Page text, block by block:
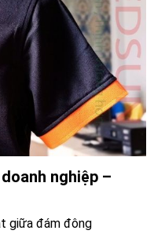
nghiệp –
giữa đám đông